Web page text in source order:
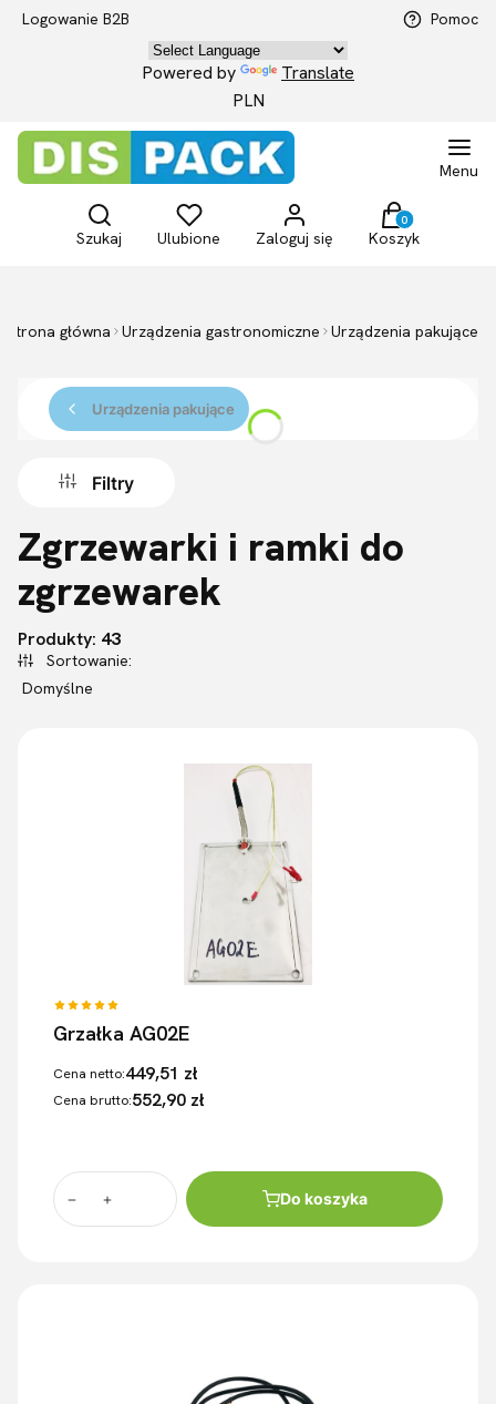
Logowanie B2B Pomoc
Powered by
Translate
PLN
Menu
Otwórz wyszukiwarkę
Szukaj
Ulubione Zaloguj się
Produkty w
Koszyk
Strona główna Urządzenia gastronomiczne Urządzenia pakujące
Urządzenia pakujące
Filtry
Zgrzewarki i ramki do
zgrzewarek
Lista produktów
Produkty: 43
Sortowanie:
Domyślne
Grzałka AG02E
Cena netto:449,51 zł
Cena brutto:552,90 zł
Do koszyka